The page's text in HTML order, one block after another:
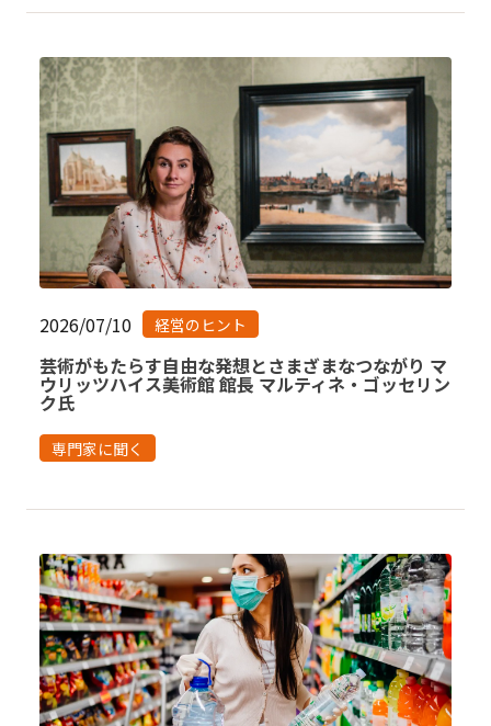
2026/07/10 経営のヒント
芸術がもたらす自由な発想とさまざまなつながり マ
ウリッツハイス美術館 館長 マルティネ・ゴッセリン
ク氏
専門家に聞く